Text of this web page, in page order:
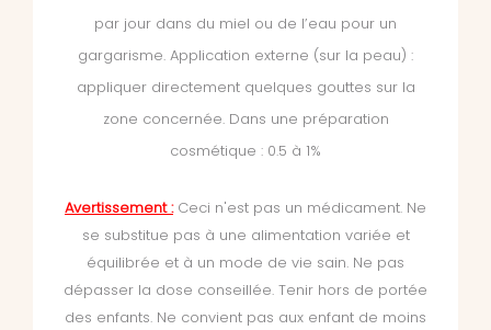
par jour dans du miel ou de l’eau pour un
gargarisme. Application externe (sur la peau) :
appliquer directement quelques gouttes sur la
zone concernée. Dans une préparation
cosmétique : 0.5 à 1%
Avertissement :Ceci n'est pas un médicament. Ne
se substitue pas à une alimentation variée et
équilibrée et à un mode de vie sain. Ne pas
dépasser la dose conseillée. Tenir hors de portée
des enfants. Ne convient pas aux enfant de moins